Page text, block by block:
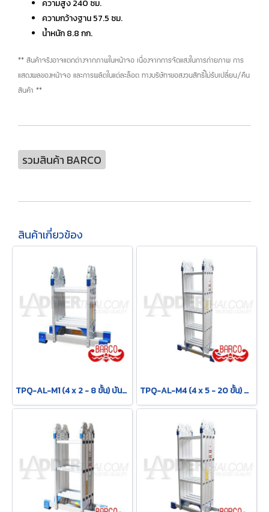
ความสูง 240 ซม.
ความกว้างฐาน 57.5 ซม.
น้ำหนัก 8.8 กก.
** สินค้าจริงอาจแตกต่างจากภาพในหน้าจอ เนื่องจากการจัดแสงในการถ่ายภาพ การ
แสดงผลของหน้าจอ และการผลิตในแต่ละล็อต ทางบริษัทฯขอสงวนสิทธิ์ไม่รับเปลี่ยน/คืน
สินค้า **
รวมสินค้า BARCO
สินค้าเกี่ยวข้อง
TPQ-AL-M1 (4 x 2 - 8 ขั้น) บันไดอเนกประสงค์อลูมิเนียม กาง พาด ทรง M "รุ่นข้อใหญ่" รุ่น M1 ขนาด 4 x 2 (8 ขั้น) BARCO TPQ-AL-M4 (4 x 5 - 20 ขั้น) บันไดอเนกประสงค์อลูมิเนียม กาง พาด ทรง M "รุ่นข้อใหญ่" รุ่น M4 ขนาด 4 x 5 (20 ขั้น) BARCO